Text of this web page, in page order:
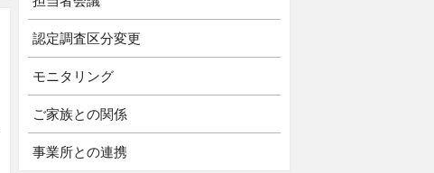
認定調査区分変更
モニタリング
ご家族との関係
事業所との連携